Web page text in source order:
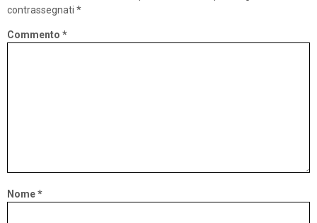
contrassegnati *
Commento *
Nome*